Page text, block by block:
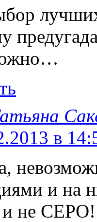
в
и на
и не